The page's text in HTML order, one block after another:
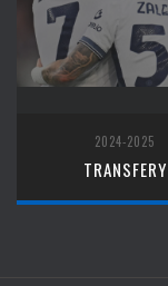
2024-2025
TRANSFERY